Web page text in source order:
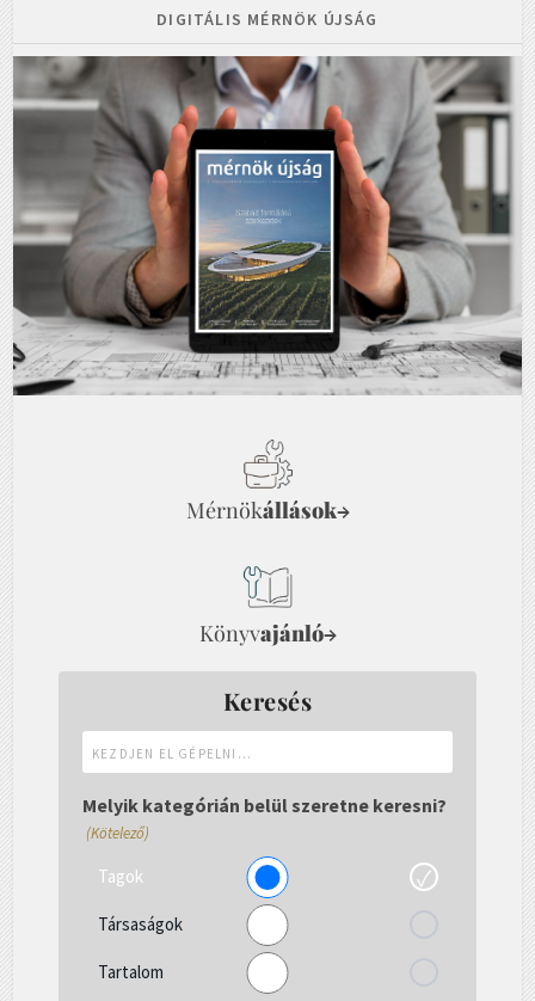
DIGITÁLIS MÉRNÖK ÚJSÁG
Mérnökállások→
Könyvajánló→
Keresés
el
gépelni...
Melyik kategórián belül szeretne keresni?
(Kötelező)
Tagok
Társaságok
Tartalom